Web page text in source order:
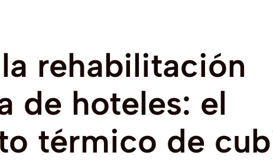
la rehabilitación
de hoteles: el
térmico de